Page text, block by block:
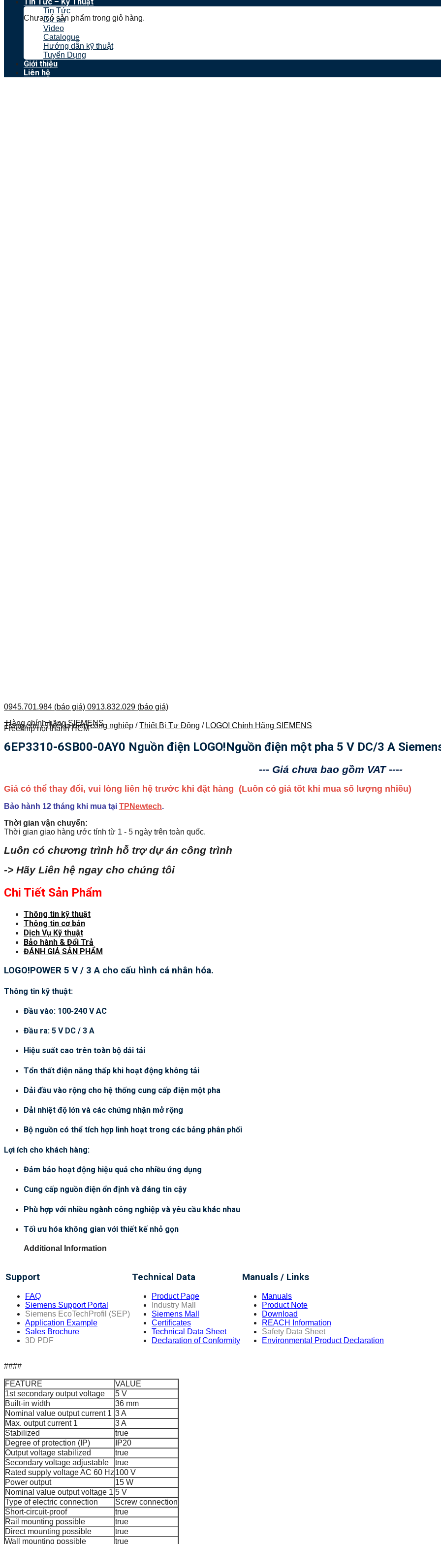
Chưa có sản phẩm trong giỏ hàng.
Tin Tức
Dự án
Video
Catalogue
Hướng dẫn kỹ thuật
Tuyển Dụng
Giới thiệu
Liên hệ
0945.701.984 (báo giá) 0913.832.029 (báo giá)
Hàng chính hãng SIEMENS
Freeship nội thành HCM
Trang chủ / Thiết bị điện công nghiệp / Thiết Bị Tự Động / LOGO! Chính Hãng SIEMENS
6EP3310-6SB00-0AY0 Nguồn điện LOGO!Nguồn điện một pha 5 V DC/3 A
--- Giá chưa bao gồm VAT ----
Giá có thể thay đổi, vui lòng liên hệ trước khi đặt hàng (Luôn có giá tốt khi mua số lượng nhiều)
Bảo hành 12 tháng khi mua tại TPNewtech.
Thời gian vận chuyển:
Thời gian giao hàng ước tính từ 1 - 5 ngày trên toàn quốc.
Luôn có chương trình hỗ trợ dự án công trình
-> Hãy Liên hệ ngay cho chúng tôi
Chi Tiết Sản Phẩm
Thông tin kỹ thuật
Thông tin cơ bản
Dịch Vụ Kỹ thuật
Bảo hành & Đổi Trả
ĐÁNH GIÁ SẢN PHẨM
LOGO!POWER 5 V / 3 A cho cấu hình cá nhân hóa.
Thông tin kỹ thuật:
Đầu vào: 100-240 V AC
Đầu ra: 5 V DC / 3 A
Hiệu suất cao trên toàn bộ dải tải
Tổn thất điện năng thấp khi hoạt động không tải
Dải đầu vào rộng cho hệ thống cung cấp điện một pha
Dải nhiệt độ lớn và các chứng nhận mở rộng
Bộ nguồn có thể tích hợp linh hoạt trong các bảng phân phối
Lợi ích cho khách hàng:
Đảm bảo hoạt động hiệu quả cho nhiều ứng dụng
Cung cấp nguồn điện ổn định và đáng tin cậy
Phù hợp với nhiều ngành công nghiệp và yêu cầu khác nhau
Tối ưu hóa không gian với thiết kế nhỏ gọn
Additional Information
Support
FAQ
Siemens Support Portal
Siemens EcoTechProfil (SEP)
Application Example
Sales Brochure
3D PDF
Technical Data
Product Page
Industry Mall
Siemens Mall
Certificates
Technical Data Sheet
Declaration of Conformity
Manuals / Links
Manuals
Product Note
Download
REACH Information
Safety Data Sheet
Environmental Product Declaration
####
FEATURE
VALUE
1st secondary output voltage
5 V
Built-in width
36 mm
Nominal value output current 1 3 A
Max. output current 1
3 A
Stabilized
true
Degree of protection (IP)
IP20
Output voltage stabilized
true
Secondary voltage adjustable
true
Rated supply voltage AC 60 Hz 100 V
Power output
15 W
Nominal value output voltage 1 5 V
Type of electric connection
Screw connection
Short-circuit-proof
true
Rail mounting possible
true
Direct mounting possible
true
Wall mounting possible
true